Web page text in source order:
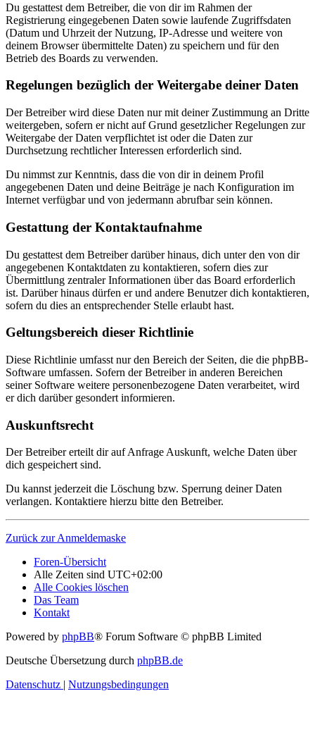
Du gestattest dem Betreiber, die von dir im Rahmen der
Registrierung eingegebenen Daten sowie laufende Zugriffsdaten
(Datum und Uhrzeit der Nutzung, IP-Adresse und weitere von
deinem Browser übermittelte Daten) zu speichern und für den
Betrieb des Boards zu verwenden.
Regelungen bezüglich der Weitergabe deiner Daten
Der Betreiber wird diese Daten nur mit deiner Zustimmung an Dritte
weitergeben, sofern er nicht auf Grund gesetzlicher Regelungen zur
Weitergabe der Daten verpflichtet ist oder die Daten zur
Durchsetzung rechtlicher Interessen erforderlich sind.
Du nimmst zur Kenntnis, dass die von dir in deinem Profil
angegebenen Daten und deine Beiträge je nach Konfiguration im
Internet verfügbar und von jedermann abrufbar sein können.
Gestattung der Kontaktaufnahme
Du gestattest dem Betreiber darüber hinaus, dich unter den von dir
angegebenen Kontaktdaten zu kontaktieren, sofern dies zur
Übermittlung zentraler Informationen über das Board erforderlich
ist. Darüber hinaus dürfen er und andere Benutzer dich kontaktieren,
sofern du dies an entsprechender Stelle erlaubt hast.
Geltungsbereich dieser Richtlinie
Diese Richtlinie umfasst nur den Bereich der Seiten, die die phpBB-
Software umfassen. Sofern der Betreiber in anderen Bereichen
seiner Software weitere personenbezogene Daten verarbeitet, wird
er dich darüber gesondert informieren.
Auskunftsrecht
Der Betreiber erteilt dir auf Anfrage Auskunft, welche Daten über
dich gespeichert sind.
Du kannst jederzeit die Löschung bzw. Sperrung deiner Daten
verlangen. Kontaktiere hierzu bitte den Betreiber.
Zurück zur Anmeldemaske
Foren-Übersicht
Alle Zeiten sind UTC+02:00
Alle Cookies löschen
Das Team
Kontakt
Powered by phpBB® Forum Software © phpBB Limited
Deutsche Übersetzung durch phpBB.de
Datenschutz | Nutzungsbedingungen